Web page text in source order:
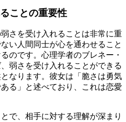
ことの重要性
さを受け入れることは非常に重
い人間同士が心を通わせること
のです。心理学者のブレネー・
弱さを受け入れることができる
なります。彼女は「脆さは勇気
る」と述べており、これは恋愛
で、相手に対する理解が深まり